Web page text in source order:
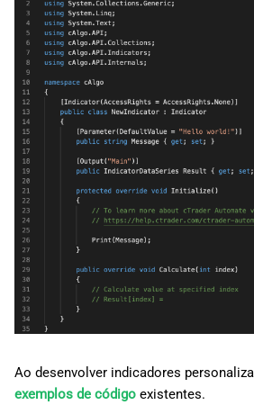
Ao desenvolver indicadores
exemplos de código existentes.